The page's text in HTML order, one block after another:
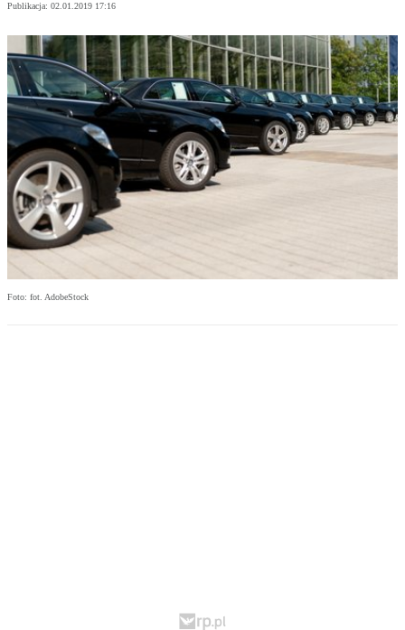
Publikacja: 02.01.2019 17:16
Foto: fot. AdobeStock